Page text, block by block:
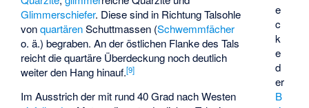
e
c
k
e
d
er
B
Glimmerschiefer. Diese sind in Richtung Talsohle
vonquartärenSchuttmassen (Schwemmfächer
o. ä.) begraben. An der östlichen Flanke des Tals
reicht die quartäre Überdeckung noch deutlich
weiter den Hang hinauf.[9]
Im Ausstrich der mit rund 40 Grad nach Westen